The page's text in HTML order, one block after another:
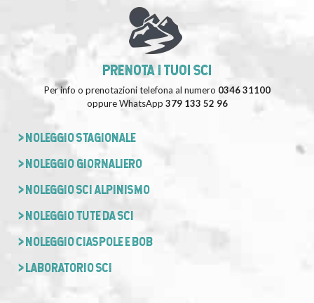
PRENOTA I TUOI SCI
Per info o prenotazioni telefona al numero 0346 31100
oppure WhatsApp 379 133 52 96
> NOLEGGIO STAGIONALE
> NOLEGGIO GIORNALIERO
> NOLEGGIO SCI ALPINISMO
> NOLEGGIO TUTE DA SCI
> NOLEGGIO CIASPOLE E BOB
> LABORATORIO SCI